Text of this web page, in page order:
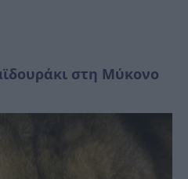
στη Μύκονο